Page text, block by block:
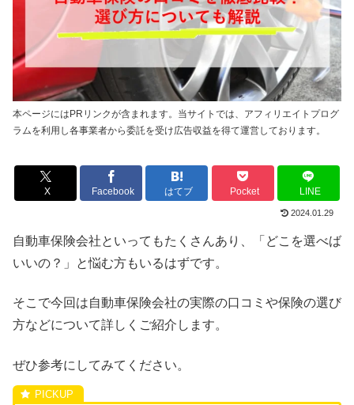
本ページにはPRリンクが含まれます。当サイトでは、アフィリエイトプログ
ラムを利用し各事業者から委託を受け広告収益を得て運営しております。
X Facebook はてブ Pocket LINE
2024.01.29
自動車保険会社といってもたくさんあり、「どこを選べば
いいの？」と悩む方もいるはずです。
そこで今回は自動車保険会社の実際の口コミや保険の選び
方などについて詳しくご紹介します。
ぜひ参考にしてみてください。